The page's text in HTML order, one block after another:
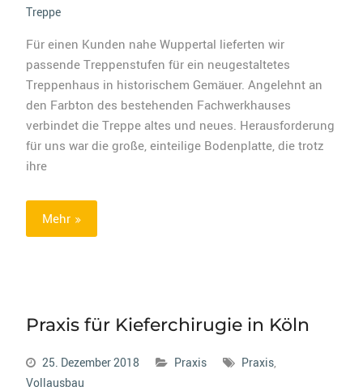
Treppe
Für einen Kunden nahe Wuppertal lieferten wir
passende Treppenstufen für ein neugestaltetes
Treppenhaus in historischem Gemäuer. Angelehnt an
den Farbton des bestehenden Fachwerkhauses
verbindet die Treppe altes und neues. Herausforderung
für uns war die große, einteilige Bodenplatte, die trotz
ihre
Mehr
Praxis für Kieferchirugie in Köln
25. Dezember 2018 Praxis Praxis,
Vollausbau